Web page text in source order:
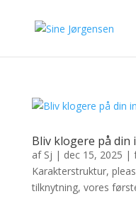
Bliv klogere på din
af Sj | dec 15, 2025 |
Karakterstruktur,
tilknytning, vores